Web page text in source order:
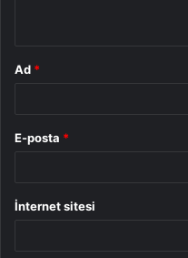
Ad *
E-posta *
İnternet sitesi